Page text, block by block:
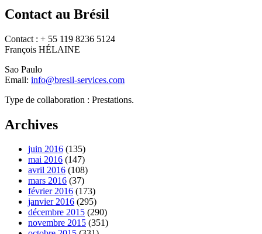
Contact au Brésil
Contact : + 55 119 8236 5124
François HÉLAINE
Sao Paulo
Email: info@bresil-services.com
Type de collaboration : Prestations.
Archives
juin 2016 (135)
mai 2016 (147)
avril 2016 (108)
mars 2016 (37)
février 2016 (173)
janvier 2016 (295)
décembre 2015 (290)
novembre 2015 (351)